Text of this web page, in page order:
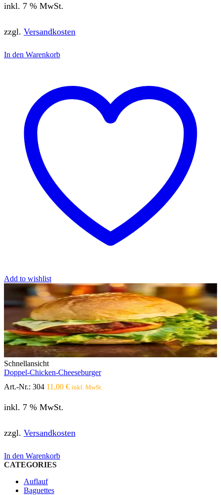
inkl. 7 % MwSt.
zzgl. Versandkosten
In den Warenkorb
Add to wishlist
Schnellansicht
Doppel-Chicken-Cheeseburger
Art.-Nr.: 304 11,00 € inkl. MwSt.
inkl. 7 % MwSt.
zzgl. Versandkosten
In den Warenkorb
CATEGORIES
Auflauf
Baguettes